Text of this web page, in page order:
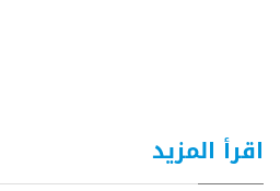
اقرأ المزيد